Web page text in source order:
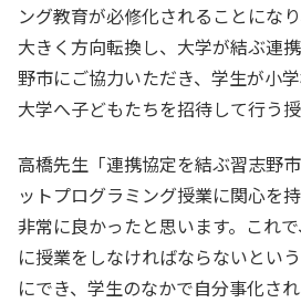
ング教育が必修化されることにな
大きく方向転換し、大学が結ぶ連
野市にご協力いただき、学生が小
大学へ子どもたちを招待して行う
高橋先生「連携協定を結ぶ習志野
ットプログラミング授業に関心を
非常に良かったと思います。これ
に授業をしなければならないとい
にでき、学生のなかで自分事化さ